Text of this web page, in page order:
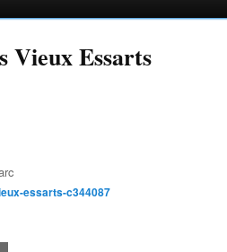
Vieux Essarts
essarts-c344087